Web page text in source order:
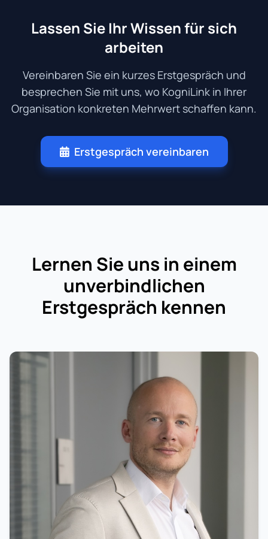
Lassen Sie Ihr Wissen für sich
arbeiten
Vereinbaren Sie ein kurzes Erstgespräch und
besprechen Sie mit uns, wo KogniLink in Ihrer
Organisation konkreten Mehrwert schaffen kann.
Erstgespräch vereinbaren
Lernen Sie uns in einem
unverbindlichen
Erstgespräch kennen